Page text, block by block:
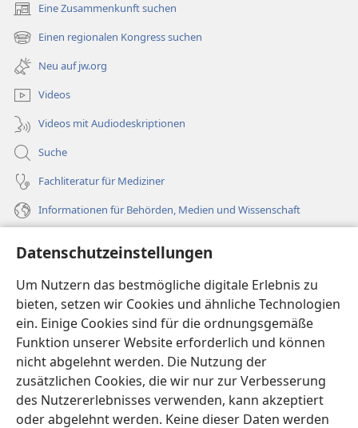
Datenschutzeinstellungen
Um Nutzern das bestmögliche digitale Erlebnis zu
bieten, setzen wir Cookies und ähnliche Technologien
ein. Einige Cookies sind für die ordnungsgemäße
Funktion unserer Website erforderlich und können
nicht abgelehnt werden. Die Nutzung der
zusätzlichen Cookies, die wir nur zur Verbesserung
des Nutzererlebnisses verwenden, kann akzeptiert
oder abgelehnt werden. Keine dieser Daten werden
Eine Zusammenkunft suchen
(öffnet
neues
Fenster)
Einen regionalen Kongress suchen
(öffnet
neues
Fenster)
Neu auf jw.org
Videos
Videos mit Audiodeskriptionen
Suche
Fachliteratur für Mediziner
Informationen für Behörden, Medien und Wissenschaft
Spenden
(öffnet
neues
Fenster)Wachtturm ONLINE-BIBLIOTHEK
(öffnet
neues
Fenster)JW Hub®
(öffnet
neues
Fenster)JW Library